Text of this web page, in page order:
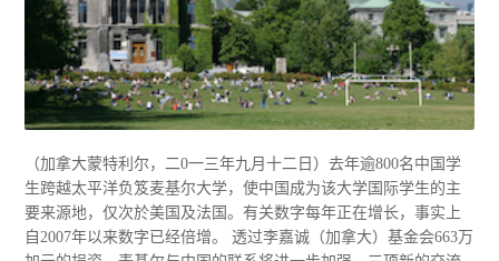
（加拿大蒙特利尔，二0一三年九月十二日）去年逾800名中国学
生跨越太平洋负笈麦基尔大学，使中国成为该大学国际学生的主
要来源地，仅次於美国及法国。有关数字每年正在增长，事实上
自2007年以来数字已经倍增。 透过李嘉诚（加拿大）基金会663万